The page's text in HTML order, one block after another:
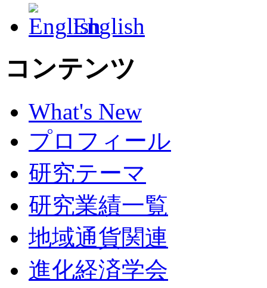
English
コンテンツ
What's New
プロフィール
研究テーマ
研究業績一覧
地域通貨関連
進化経済学会